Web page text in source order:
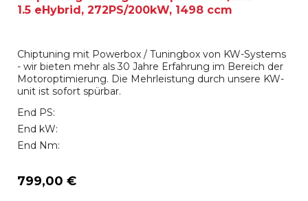
1.5 eHybrid, 272PS/200kW, 1498 ccm
Chiptuning mit Powerbox / Tuningbox von KW-Systems
- wir bieten mehr als 30 Jahre Erfahrung im Bereich der
Motoroptimierung. Die Mehrleistung durch unsere KW-
unit ist sofort spürbar.
End PS:
End kW:
End Nm:
799,00 €